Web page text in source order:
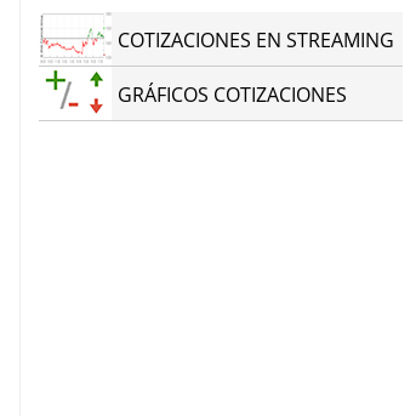
COTIZACIONES EN STREAMING
GRÁFICOS COTIZACIONES